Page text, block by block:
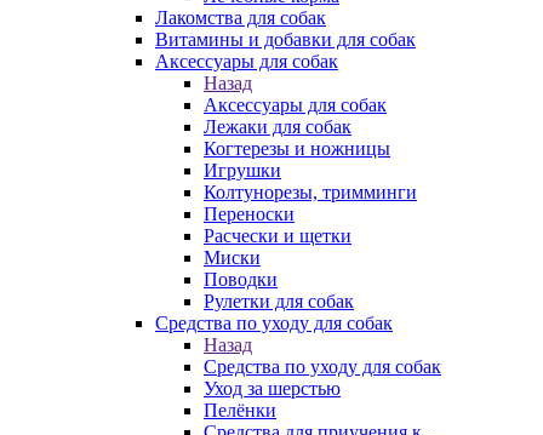
Лакомства для собак
Витамины и добавки для собак
Аксессуары для собак
Назад
Аксессуары для собак
Лежаки для собак
Когтерезы и ножницы
Игрушки
Колтунорезы, тримминги
Переноски
Расчески и щетки
Миски
Поводки
Рулетки для собак
Средства по уходу для собак
Назад
Средства по уходу для собак
Уход за шерстью
Пелёнки